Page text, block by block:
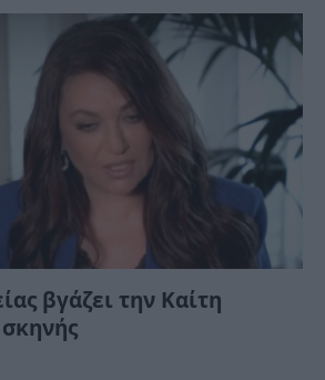
βγάζει την Καίτη